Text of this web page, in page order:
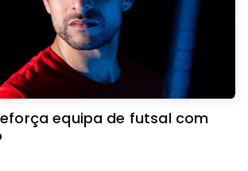
equipa de futsal com